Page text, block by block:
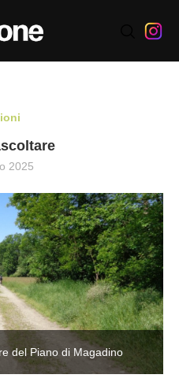
2025
del Piano di Magadino